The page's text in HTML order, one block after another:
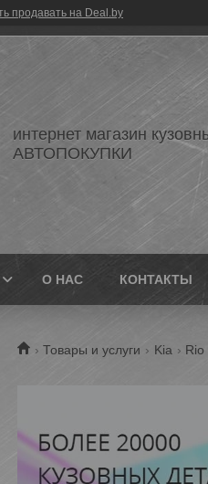
продавать на Deal.by
интернет магазин
АВТОПОКУПКИ
О НАС КОНТАКТЫ
Товары и услуги Kia Rio